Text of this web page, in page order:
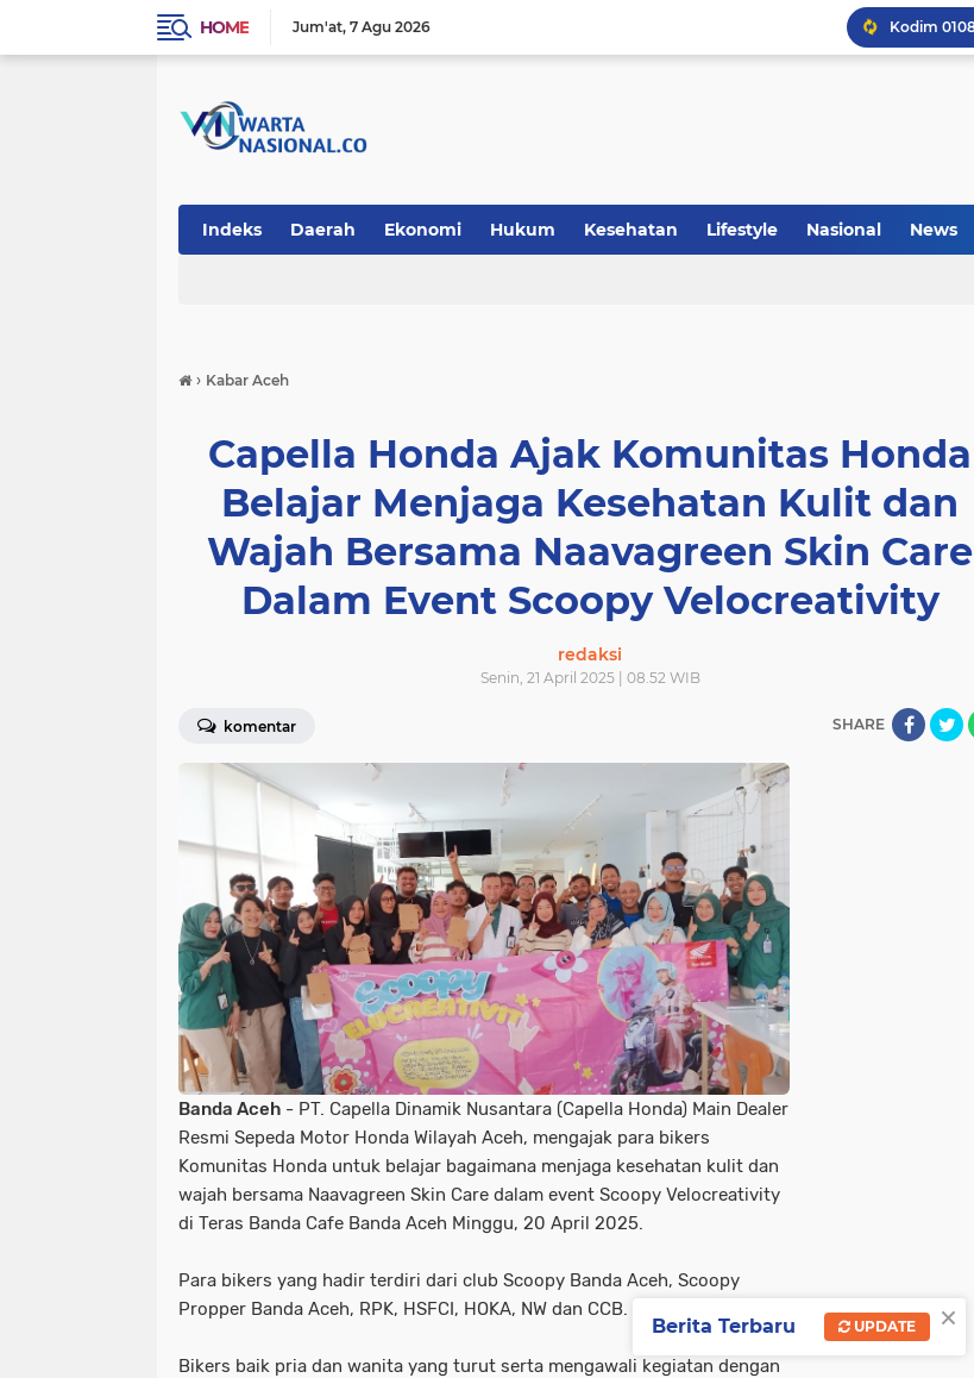
HOME Jum'at 7 Agu 2026
Indeks Daerah Ekonomi Hukum Kesehatan Lifestyle Nasional News
› Kabar Aceh
Capella Honda Ajak Komunitas Honda
Belajar Menjaga Kesehatan Kulit dan
Wajah Bersama Naavagreen Skin Care
Dalam Event Scoopy Velocreativity
redaksi
Senin, 21 April 2025 | 08.52 WIB
komentar SHARE
Banda Aceh - PT. Capella Dinamik Nusantara (Capella Honda) Main Dealer
Resmi Sepeda Motor Honda Wilayah Aceh, mengajak para bikers
Komunitas Honda untuk belajar bagaimana menjaga kesehatan kulit dan
wajah bersama Naavagreen Skin Care dalam event Scoopy Velocreativity
di Teras Banda Cafe Banda Aceh Minggu, 20 April 2025.
Para bikers yang hadir terdiri dari club Scoopy Banda Aceh, Scoopy
Propper Banda Aceh, RPK, HSFCI, HOKA, NW dan CCB.
Bikers baik pria dan wanita yang turut serta mengawali kegiatan dengan
×
Berita Terbaru UPDATE